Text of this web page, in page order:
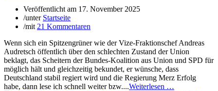
Veröffentlicht am 17. November 2025
/unter Startseite
/mit 21 Kommentaren
Wenn sich ein Spitzengrüner wie der Vize-Fraktionschef Andreas
Audretsch öffentlich über den schlechten Zustand der Union
beklagt, das Scheitern der Bundes-Koalition aus Union und SPD für
möglich hält und gleichzeitig bekundet, er wünsche, dass
Deutschland stabil regiert wird und die Regierung Merz Erfolg
habe, dann lese ich schnell weiter bzw....Weiterlesen …